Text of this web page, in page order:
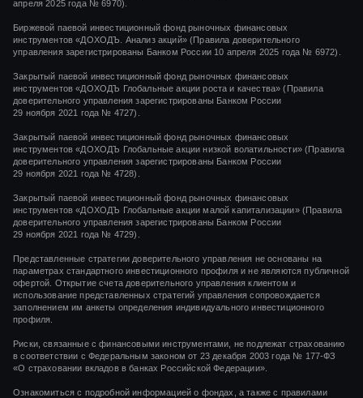
апреля 2025 года № 6970).
Биржевой паевой инвестиционный фонд рыночных финансовых
инструментов «ДОХОДЪ. Анализ акций» (Правила доверительного
управления зарегистрированы Банком России 10 апреля 2025 года № 6972).
Закрытый паевой инвестиционный фонд рыночных финансовых
инструментов«ДОХОДЪ Глобальные акции роста и качества» (Правила
доверительного управления зарегистрированы Банком России
29 ноября 2021 года № 4727).
Закрытый паевой инвестиционный фонд рыночных финансовых
инструментов«ДОХОДЪ Глобальные акции низкой волатильности»(Правила
доверительного управления зарегистрированы Банком России
29 ноября 2021 года № 4728).
Закрытый паевой инвестиционный фонд рыночных финансовых
инструментов«ДОХОДЪ Глобальные акции малой капитализации»(Правила
доверительного управления зарегистрированы Банком России
29 ноября 2021 года № 4729).
Представленные стратегии доверительного управления не основаны на
параметрах стандартного инвестиционного профиля и не являются публичной
офертой. Открытие счета доверительного управления клиентом и
использование представленных стратегий управления сопровождается
заполнением им анкеты определения индивидуального инвестиционного
профиля.
Риски, связанные с финансовыми инструментами, не подлежат страхованию
в соответствии с Федеральным законом от 23 декабря 2003 года № 177-ФЗ
«О страховании вкладов в банках Российской Федерации».
Ознакомиться с подробной информацией о фондах, а также с правилами